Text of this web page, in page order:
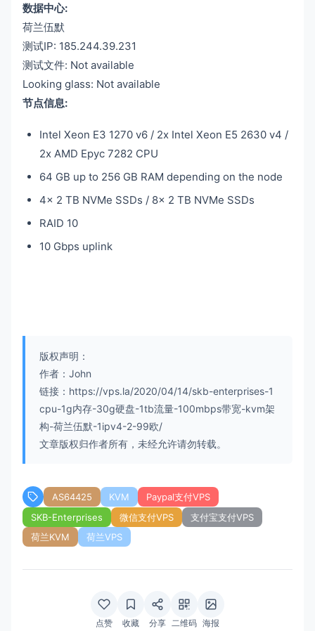
数据中心:
荷兰伍默
测试IP: 185.244.39.231
测试文件: Not available
Looking glass: Not available
节点信息:
Intel Xeon E3 1270 v6 / 2x Intel Xeon E5 2630 v4 /
2x AMD Epyc 7282 CPU
64 GB up to 256 GB RAM depending on the node
4x 2 TB NVMe SSDs / 8x 2 TB NVMe SSDs
RAID 10
10 Gbps uplink
版权声明：
作者：John
链接：https://vps.la/2020/04/14/skb-enterprises-1
cpu-1g内存-30g硬盘-1tb流量-100mbps带宽-kvm架
构-荷兰伍默-1ipv4-2-99欧/
文章版权归作者所有，未经允许请勿转载。
AS64425 KVM
Paypal支付VPS
SKB-Enterprises
微信支付VPS
支付宝支付VPS
荷兰KVM
荷兰VPS
点赞 收藏 分享 二维码 海报